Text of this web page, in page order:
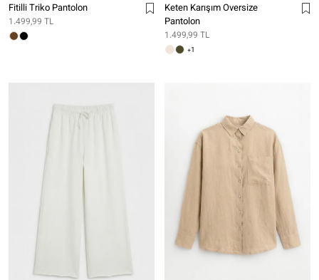
Fitilli Triko Pantolon
1.499,99 TL
Keten Karışım Oversize
Pantolon
1.499,99 TL
+1